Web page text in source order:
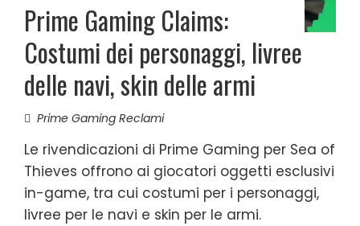
Prime Gaming Claims:
Costumi dei personaggi, livree
delle navi, skin delle armi
Prime Gaming Reclami
Le rivendicazioni di Prime Gaming per Sea of
Thieves offrono ai giocatori oggetti esclusivi
in-game, tra cui costumi per i personaggi,
livree per le navi e skin per le armi.